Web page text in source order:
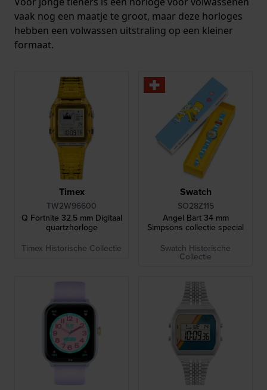
vaak nog een maatje te groot, maar deze horloges
hebben een volwassen uitstraling op een kleiner
formaat.
Timex
TW2W96600
Q Fortnite 32.5 mm Digitaal
quartzhorloge
Timex Historische Collectie
Swatch
SO28Z115
Angel Bart 34 mm
Simpsons collectie special
Swatch Historische
Collectie